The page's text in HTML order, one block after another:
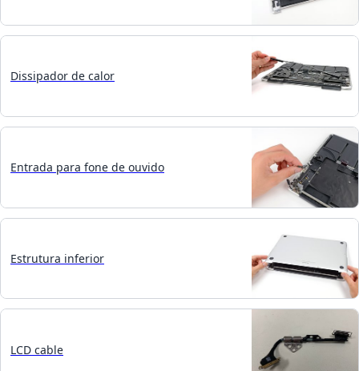
Dissipador de calor
Entrada para fone de ouvido
Estrutura inferior
LCD cable